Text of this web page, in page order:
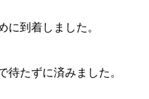
に到着しました。
待たずに済みました。